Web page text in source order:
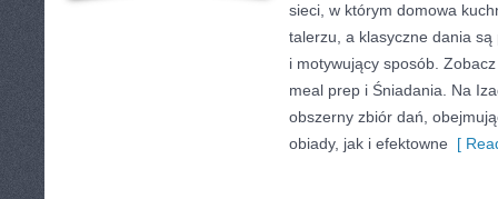
sieci, w którym domowa
talerzu, a klasyczne dania
i motywujący sposób.
meal prep i Śniadania. Na
obszerny zbiór dań,
obiady, jak i efektowne [